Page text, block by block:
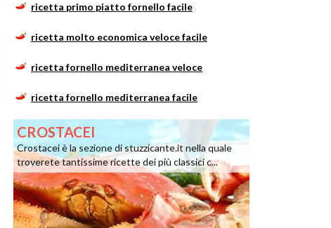
ricetta primo piatto fornello facile
ricetta molto economica veloce facile
ricetta fornello mediterranea veloce
ricetta fornello mediterranea facile
CROSTACEI
Crostacei è la sezione di stuzzicante.it nella quale
troverete tantissime ricette dei più classici c...